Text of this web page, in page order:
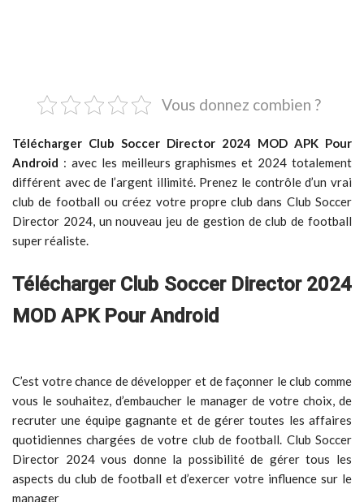
Vous donnez combien ?
Télécharger Club Soccer Director 2024 MOD APK Pour
Android : avec les meilleurs graphismes et 2024 totalement
différent avec de l’argent illimité. Prenez le contrôle d’un vrai
club de football ou créez votre propre club dans Club Soccer
Director 2024, un nouveau jeu de gestion de club de football
super réaliste.
Télécharger Club Soccer Director 2024
MOD APK Pour Android
C’est votre chance de développer et de façonner le club comme
vous le souhaitez, d’embaucher le manager de votre choix, de
recruter une équipe gagnante et de gérer toutes les affaires
quotidiennes chargées de votre club de football. Club Soccer
Director 2024 vous donne la possibilité de gérer tous les
aspects du club de football et d’exercer votre influence sur le
manager